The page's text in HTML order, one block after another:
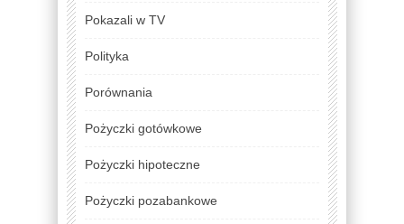
Pokazali w TV
Polityka
Porównania
Pożyczki gotówkowe
Pożyczki hipoteczne
Pożyczki pozabankowe